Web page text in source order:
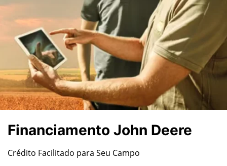
Financiamento John Deere
Crédito Facilitado para Seu Campo